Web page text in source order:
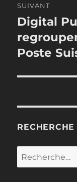
SUIVANT
Publication
suivante :
Digital
Poste
RECHERCHE
Recherche
pour :